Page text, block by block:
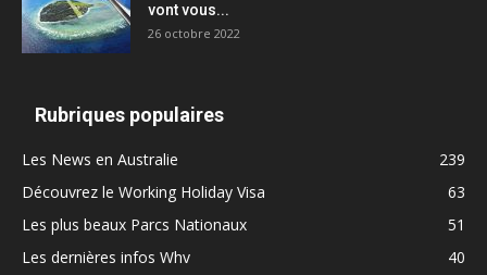
vont vous...
26 octobre 2022
Rubriques populaires
Les News en Australie
239
Découvrez le Working Holiday Visa
63
Les plus beaux Parcs Nationaux
51
Les dernières infos Whv
40